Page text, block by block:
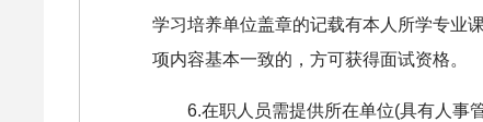
学习培养单位盖章的记载有本人所学专
项内容基本一致的，方可获得面试资格。
6.在职人员需提供所在单位(具有人事